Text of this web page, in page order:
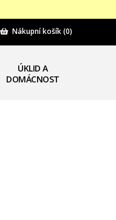
Nákupní košík(0)
ÚKLID A
DOMÁCNOST